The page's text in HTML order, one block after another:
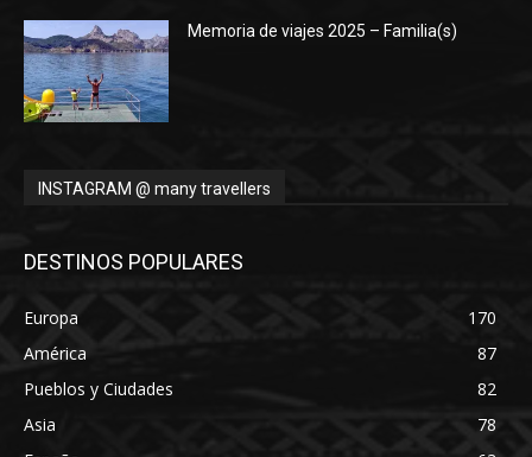
Memoria de viajes 2025 – Familia(s)
INSTAGRAM @ many travellers
DESTINOS POPULARES
Europa
170
América
87
Pueblos y Ciudades
82
Asia
78